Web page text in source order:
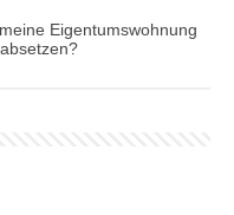
Eigentumswohnung